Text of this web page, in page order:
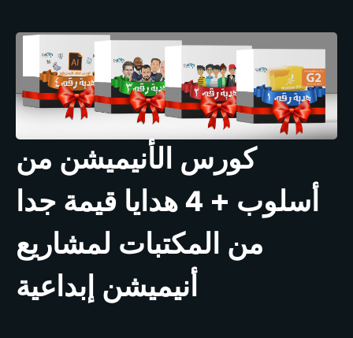
كورس الأنيميشن من
أسلوب + 4 هدايا قيمة جدا
من المكتبات لمشاريع
أنيميشن إبداعية